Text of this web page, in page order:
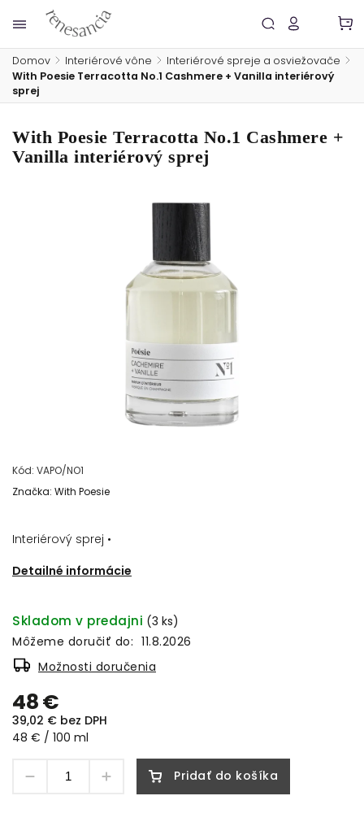
Domov / Interiérové vône / Interiérové spreje a osviežovače /
With Poesie Terracotta No.1 Cashmere + Vanilla interiérový
sprej
With Poesie Terracotta No.1 Cashmere +
Vanilla interiérový sprej
Kód: VAPO/NO1
Interiérový sprej •
Detailné informácie
Značka: With Poesie
48 €
39,02 € bez DPH
48 € / 100 ml
Skladom v predajni (3 ks)
Môžeme doručiť do: 11.8.2026
Možnosti doručenia
Pridať do košíka